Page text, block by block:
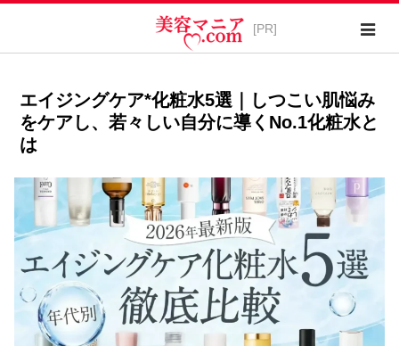
エイジングケア*化粧水5選｜しつこい肌悩み
をケアし、若々しい自分に導くNo.1化粧水と
は